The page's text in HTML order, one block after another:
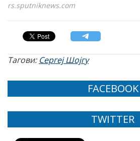
rs.sputniknews.com
Тагови: Сергеј Шојгу
FACEBOOK
TWITTER